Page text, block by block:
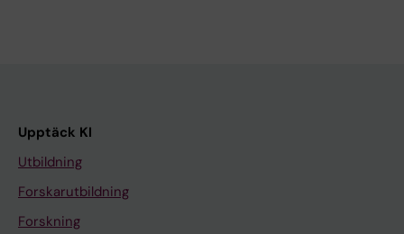
Upptäck KI
Utbildning
Forskarutbildning
Forskning